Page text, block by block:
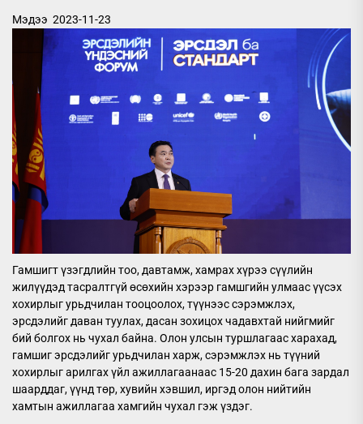
Мэдээ 2023-11-23
Гамшигт үзэгдлийн тоо, давтамж, хамрах хүрээ сүүлийн
жилүүдэд тасралтгүй өсөхийн хэрээр гамшгийн улмаас үүсэх
хохирлыг урьдчилан тооцоолох, түүнээс сэрэмжлэх,
эрсдэлийг даван туулах, дасан зохицох чадавхтай нийгмийг
бий болгох нь чухал байна. Олон улсын туршлагаас харахад,
гамшиг эрсдэлийг урьдчилан харж, сэрэмжлэх нь түүний
хохирлыг арилгах үйл ажиллагаанаас 15-20 дахин бага зардал
шаарддаг, үүнд төр, хувийн хэвшил, иргэд олон нийтийн
хамтын ажиллагаа хамгийн чухал гэж үздэг.